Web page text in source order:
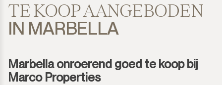
TE KOOP AANGEBODEN
IN MARBELLA
Marbella onroerend goed te koop bij
Marco Properties